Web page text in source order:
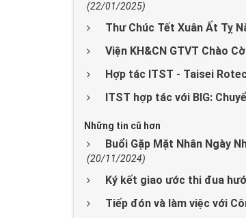
(22/01/2025)
Thư Chúc Tết Xuân Ất Tỵ
Viện KH&CN GTVT Chào
Hợp tác ITST - Taisei
ITST hợp tác với BIG:
Những tin cũ hơn
Buổi Gặp Mặt Nhân Ngày
(20/11/2024)
Ký kết giao ước thi đua
Tiếp đón và làm việc với